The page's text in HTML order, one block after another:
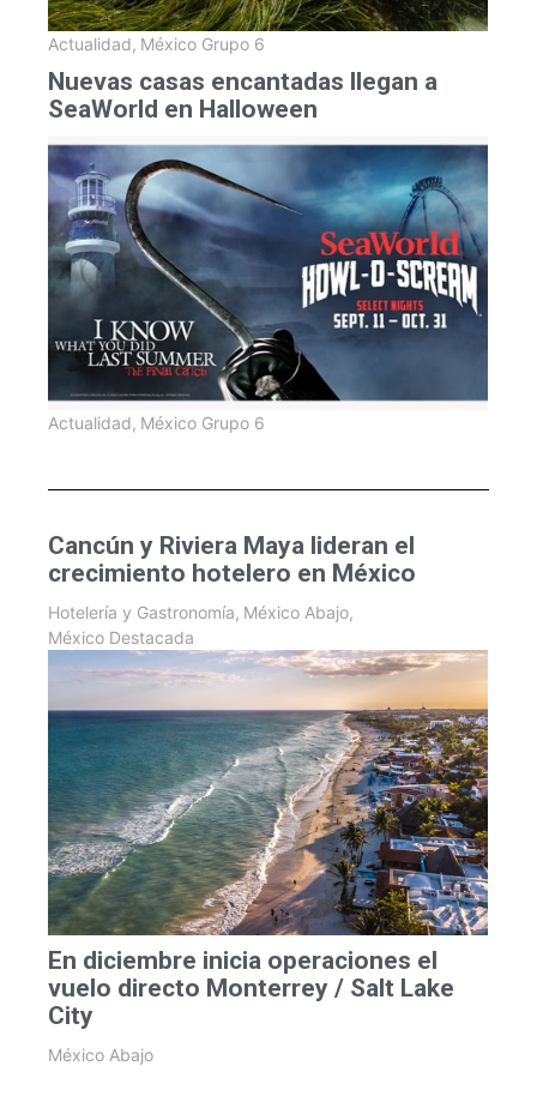
Actualidad, México Grupo 6
Nuevas casas encantadas llegan a
SeaWorld en Halloween
Actualidad, México Grupo 6
Cancún y Riviera Maya lideran el
crecimiento hotelero en México
Hotelería y Gastronomía, México Abajo,
México Destacada
En diciembre inicia operaciones el
vuelo directo Monterrey / Salt Lake
City
México Abajo